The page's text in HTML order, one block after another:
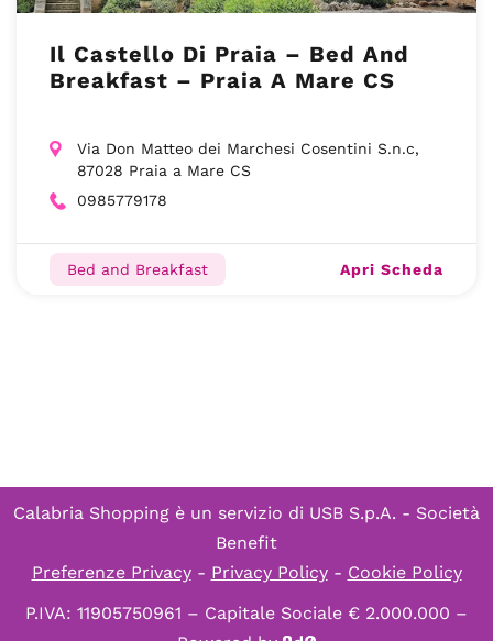
Il Castello Di Praia – Bed And
Breakfast – Praia A Mare CS
Via Don Matteo dei Marchesi Cosentini S.n.c,
87028 Praia a Mare CS
0985779178
Bed and Breakfast Apri Scheda
Calabria Shopping è un servizio di USB S.p.A. - Società
Benefit
Preferenze Privacy- Privacy Policy- Cookie Policy
P.IVA: 11905750961 – Capitale Sociale € 2.000.000 –